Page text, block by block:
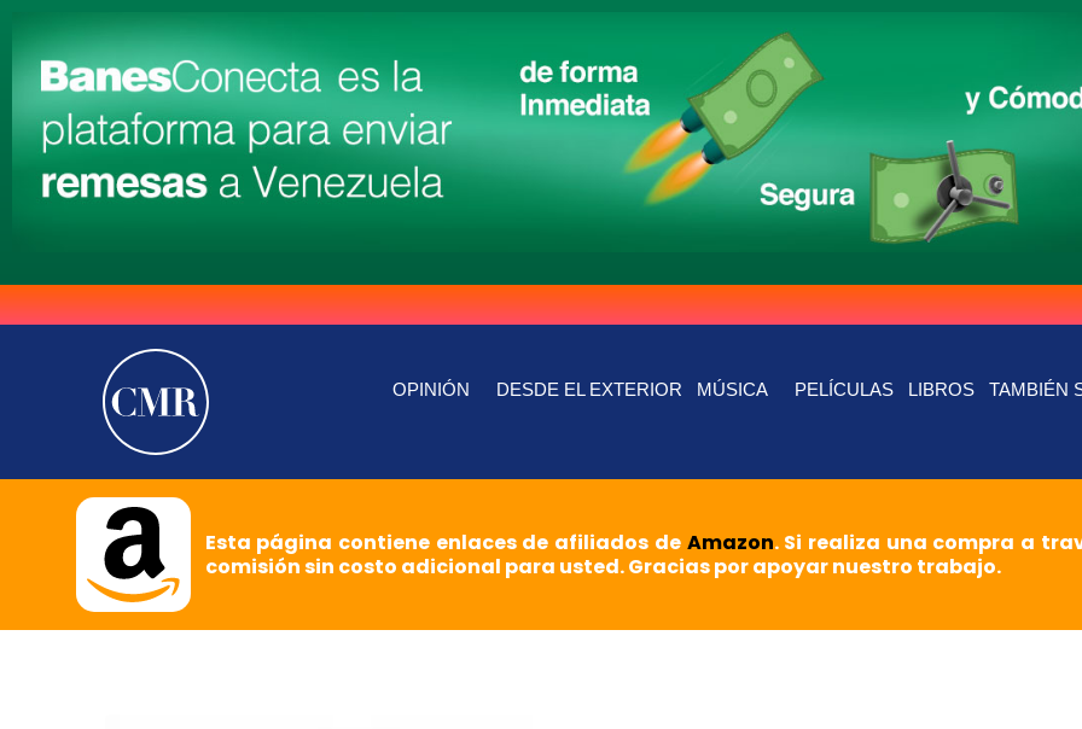
OPINIÓN DESDE EL EXTERIOR MÚSICA PELÍCULAS LIBROS TAMBIÉN
Esta página contiene enlaces de afiliados de Amazon. Si realiza una compra a
comisión sin costo adicional para usted. Gracias por apoyar nuestro trabajo.